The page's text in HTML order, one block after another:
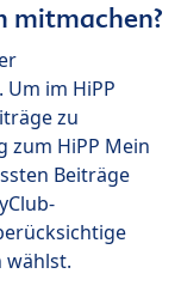
mitmachen?
im HiPP
zu
zum HiPP Mein
Beiträge
wählst.